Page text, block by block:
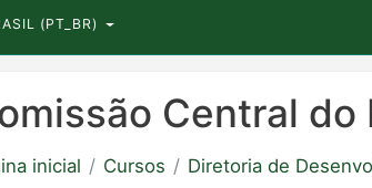
‎(PT_BR)‎
Central do
inicial Cursos Diretoria de